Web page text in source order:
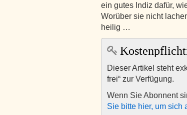
ein gutes Indiz dafür,
Worüber sie nicht
heilig …
Dieser Artikel steht
frei“ zur Verfügung.
Wenn Sie Abonnent
Sie bitte hier, um sich